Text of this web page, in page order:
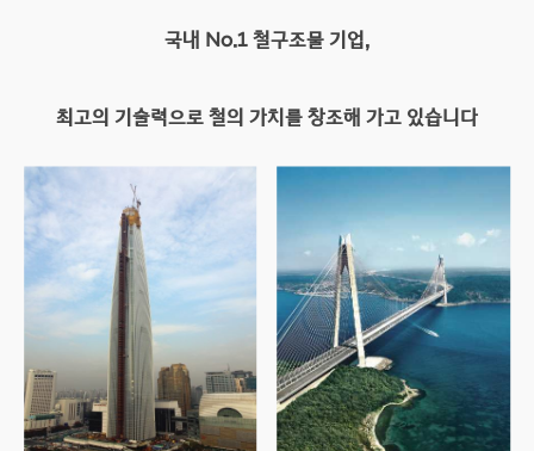
국내 No.1 철구조물 기업,
최고의 기술력으로 철의 가치를 창조해 가고 있습니다